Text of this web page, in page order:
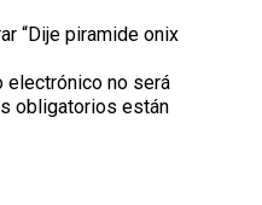
“Dije piramide onix
electrónico no será
obligatorios están